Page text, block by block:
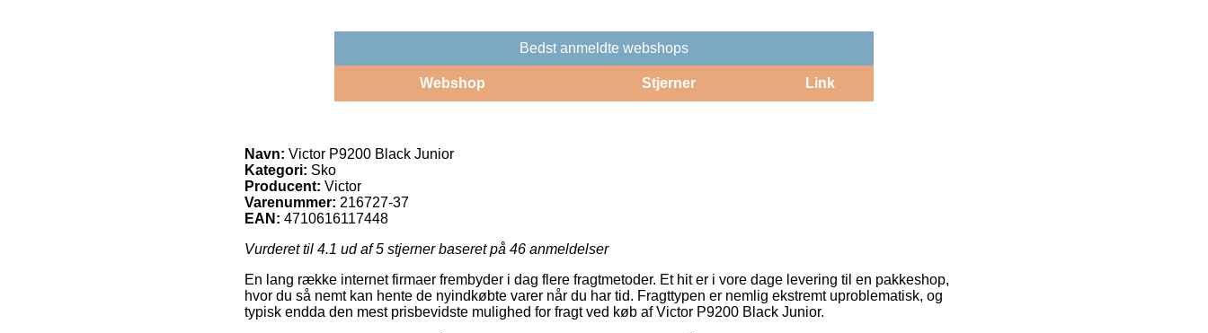
Bedst anmeldte webshops
Webshop Stjerner Link
Navn: Victor P9200 Black Junior
Kategori: Sko
Producent: Victor
Varenummer: 216727-37
EAN: 4710616117448
Vurderet til 4.1 ud af 5 stjerner baseret på 46 anmeldelser
En lang række internet firmaer frembyder i dag flere fragtmetoder. Et hit er i vore dage levering til en pakkeshop,
hvor du så nemt kan hente de nyindkøbte varer når du har tid. Fragttypen er nemlig ekstremt uproblematisk, og
typisk endda den mest prisbevidste mulighed for fragt ved køb af Victor P9200 Black Junior.